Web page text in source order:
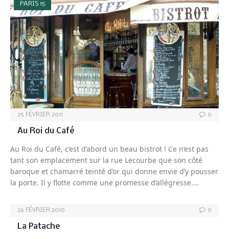
PARIS 15
25 FÉVRIER 2011 0
Au Roi du Café
Au Roi du Café, c’est d’abord un beau bistrot ! Ce n’est pas
tant son emplacement sur la rue Lecourbe que son côté
baroque et chamarré teinté d’or qui donne envie d’y pousser
la porte. Il y flotte comme une promesse d’allégresse.…
26 FÉVRIER 2010 0
La Patache